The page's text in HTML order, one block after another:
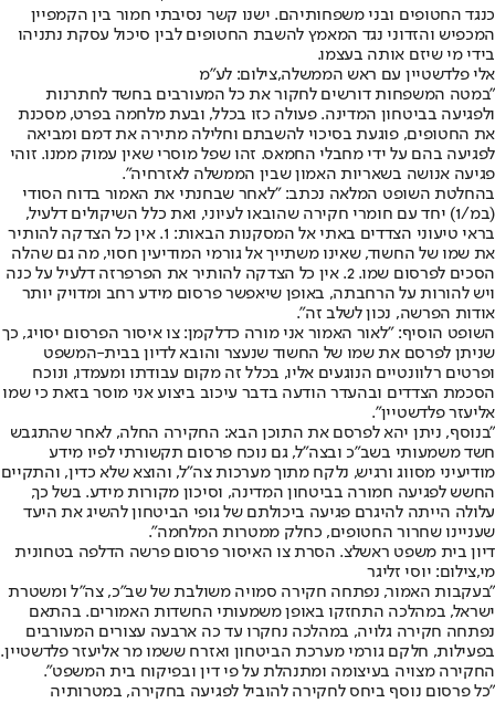
כנגד החטופים ובני משפחותיהם. ישנו קשר נסיבתי חמור בין הקמפיין
המכפיש והזדוני נגד המאמץ להשבת החטופים לבין סיכול עסקת נתניהו
בידי מי שיזם אותה בעצמו.
אלי פלדשטיין עם ראש הממשלה,צילום: לע"מ
"במטה המשפחות דורשים לחקור את כל המעורבים בחשד לחתרנות
ולפגיעה בביטחון המדינה. פעולה כזו בכלל, ובעת מלחמה בפרט, מסכנת
את החטופים, פוגעת בסיכוי להשבתם וחלילה מתירה את דמם ומביאה
לפגיעה בהם על ידי מחבלי החמאס. זהו שפל מוסרי שאין עמוק ממנו. זוהי
פגיעה אנושה בשאריות האמון שבין הממשלה לאזרחיה".
בהחלטת השופט המלאה נכתב: "לאחר שבחנתי את האמור בדוח הסודי
(במ/1) יחד עם חומרי חקירה שהובאו לעיוני, ואת כלל השיקולים דלעיל,
בראי טיעוני הצדדים באתי אל המסקנות הבאות: 1. אין כל הצדקה להותיר
את שמו של החשוד, שאינו משתייך אל גורמי המודיעין חסוי, מה גם שהלה
הסכים לפרסום שמו. 2. אין כל הצדקה להותיר את הפרפרזה דלעיל על כנה
ויש להורות על הרחבתה, באופן שיאפשר פרסום מידע רחב ומדויק יותר
אודות הפרשה, נכון לשלב זה".
השופט הוסיף: "לאור האמור אני מורה כדלקמן: צו איסור הפרסום יסויג, כך
שניתן לפרסם את שמו של החשוד שנעצר והובא לדיון בבית-המשפט
ופרטים רלוונטיים הנוגעים אליו, בכלל זה מקום עבודתו ומעמדו, ונוכח
הסכמת הצדדים ובהעדר הודעה בדבר עיכוב ביצוע אני מוסר בזאת כי שמו
אליעזר פלדשטיין".
"בנוסף, ניתן יהא לפרסם את התוכן הבא: החקירה החלה, לאחר שהתגבש
חשד משמעותי בשב"כ ובצה"ל, גם נוכח פרסום תקשורתי לפיו מידע
מודיעיני מסווג ורגיש, נלקח מתוך מערכות צה"ל, והוצא שלא כדין, והתקיים
החשש לפגיעה חמורה בביטחון המדינה, וסיכון מקורות מידע. בשל כך,
עלולה הייתה להיגרם פגיעה ביכולתם של גופי הביטחון להשיג את היעד
שעניינו שחרור החטופים, כחלק ממטרות המלחמה".
דיון בית משפט ראשלצ. הסרת צו האיסור פרסום פרשה הדלפה בטחונית
מי,צילום: יוסי זליגר
"בעקבות האמור, נפתחה חקירה סמויה משולבת של שב"כ, צה"ל ומשטרת
ישראל, במהלכה התחזקו באופן משמעותי החשדות האמורים. בהתאם
נפתחה חקירה גלויה, במהלכה נחקרו עד כה ארבעה עצורים המעורבים
בפעילות, חלקם גורמי מערכת הביטחון ואזרח ששמו מר אליעזר פלדשטיין.
החקירה מצויה בעיצומה ומתנהלת על פי דין ובפיקוח בית המשפט".
"כל פרסום נוסף ביחס לחקירה להוביל לפגיעה בחקירה, במטרותיה